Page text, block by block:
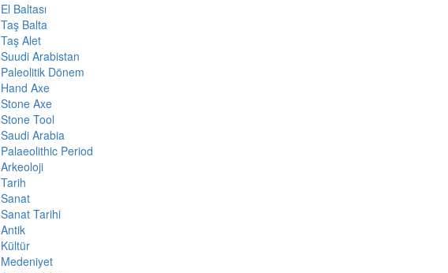
El Baltası
Taş Balta
Taş Alet
Suudi Arabistan
Paleolitik Dönem
Hand Axe
Stone Axe
Stone Tool
Saudi Arabia
Palaeolithic Period
Arkeoloji
Tarih
Sanat
Sanat Tarihi
Antik
Kültür
Medeniyet